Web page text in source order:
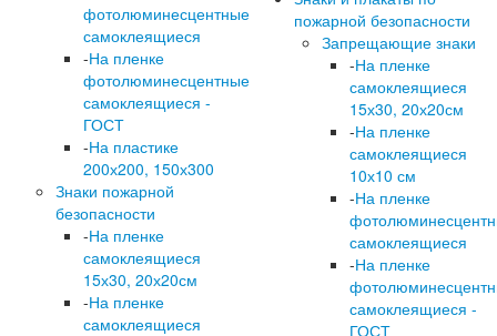
фотолюминесцентные
самоклеящиеся
-На пленке
фотолюминесцентные
самоклеящиеся -
ГОСТ
-На пластике
200х200, 150х300
Знаки пожарной
безопасности
-На пленке
самоклеящиеся
15х30, 20х20см
-На пленке
самоклеящиеся
пожарной безопасности
Запрещающие знаки
-На пленке
самоклеящиеся
15х30, 20х20см
-На пленке
самоклеящиеся
10х10 см
-На пленке
самоклеящиеся
-На пленке
самоклеящиеся -
ГОСТ